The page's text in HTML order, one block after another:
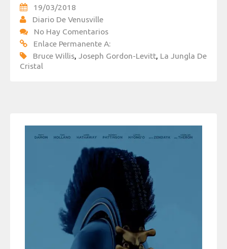
19/03/2018
Diario De Venusville
No Hay Comentarios
Enlace Permanente A:
Bruce Willis
Joseph Gordon-Levitt La Jungla De
Cristal